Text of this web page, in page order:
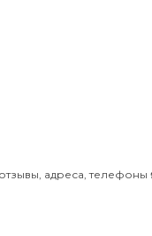
адреса,